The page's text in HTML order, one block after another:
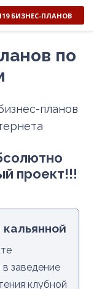
БИЗНЕС-ПЛАНОВ
по
планов
проект!!!
заведение
клубной